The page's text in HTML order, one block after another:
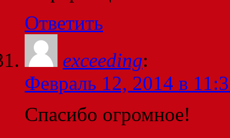
Ответить
exceeding:
Февраль 12, 2014 в
Спасибо огромное!